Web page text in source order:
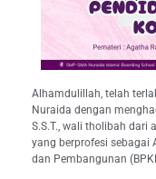
Alhamdulillah, telah
Nuraida dengan
S.S.T., wali tholibah dari
yang berprofesi sebagai
dan Pembangunan